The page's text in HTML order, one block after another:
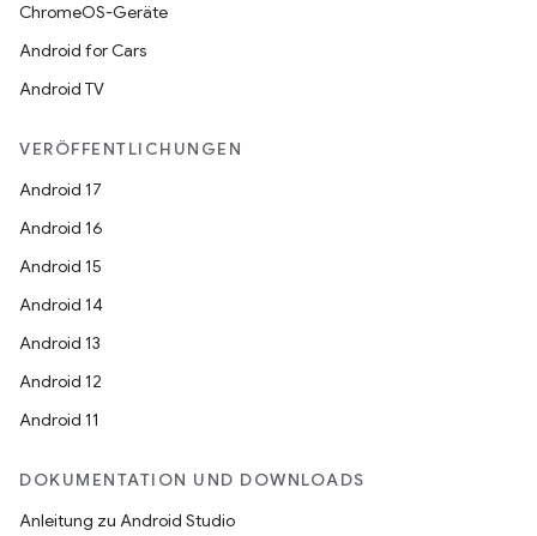
ChromeOS-Geräte
Android for Cars
Android TV
VERÖFFENTLICHUNGEN
Android 17
Android 16
Android 15
Android 14
Android 13
Android 12
Android 11
DOKUMENTATION UND DOWNLOADS
Anleitung zu Android Studio